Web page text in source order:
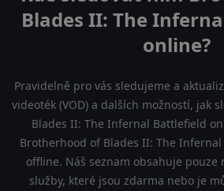
Blades II: The
online?
Pravidelně pro vás sledujeme a
videoték (VOD) a dalších možností, jak
Blades II: The Infernal Battlefield
Brotherhood of Blades II: The
offline. Náš seznam obsahuje
služby, které jsou zdarma nebo je